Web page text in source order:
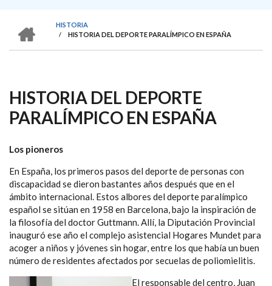
SOBRESCRIBIR
AYUDA
A
NAVEGACIÓN
HISTORIA
/ HISTORIA DEL DEPORTE PARALÍMPICO EN ESPAÑA
HISTORIA DEL DEPORTE
PARALÍMPICO EN ESPAÑA
Los pioneros
En España, los primeros pasos del deporte de personas con
discapacidad se dieron bastantes años después que en el
ámbito internacional. Estos albores del deporte paralímpico
español se sitúan en 1958 en Barcelona, bajo la inspiración de
la filosofía del doctor Guttmann. Allí, la Diputación Provincial
inauguró ese año el complejo asistencial Hogares Mundet para
acoger a niños y jóvenes sin hogar, entre los que había un buen
número de residentes afectados por secuelas de poliomielitis.
El responsable del centro, Juan